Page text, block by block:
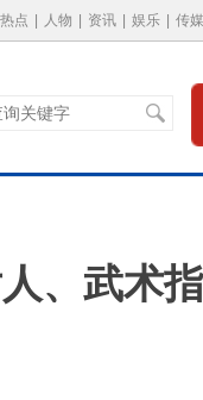
热点 人物 资讯 娱乐 传媒
、武术